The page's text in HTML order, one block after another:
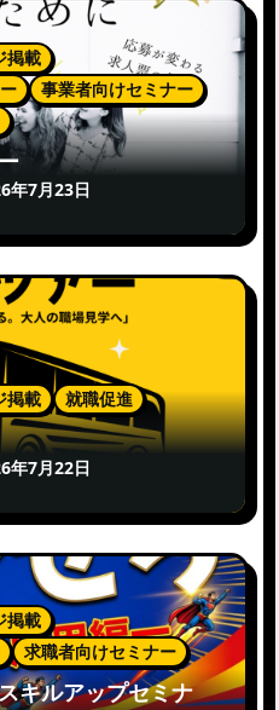
掲載
事業者向けセミナー
年7月23日
掲載 就職促進
年7月22日
掲載
求職者向けセミナー
キルアップセミナ